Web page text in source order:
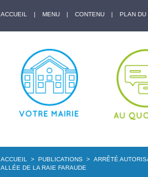
ACCUEIL | MENU | CONTENU | PLAN DU
ACCUEIL > PUBLICATIONS > ARRÊTÉ
ALLÉE DE LA RAIE FARAUDE